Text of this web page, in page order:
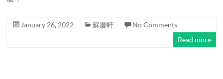
January 26, 2022 蘇慶軒
No Comments
Read more